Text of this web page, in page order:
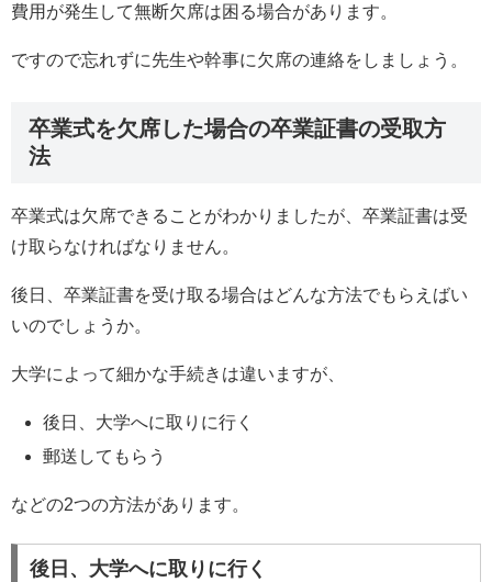
費用が発生して無断欠席は困る場合があります。
ですので忘れずに先生や幹事に欠席の連絡をしましょう。
卒業式を欠席した場合の卒業証書の受取方
法
卒業式は欠席できることがわかりましたが、卒業証書は受
け取らなければなりません。
後日、卒業証書を受け取る場合はどんな方法でもらえばい
いのでしょうか。
大学によって細かな手続きは違いますが、
後日、大学へに取りに行く
郵送してもらう
などの2つの方法があります。
後日、大学へに取りに行く